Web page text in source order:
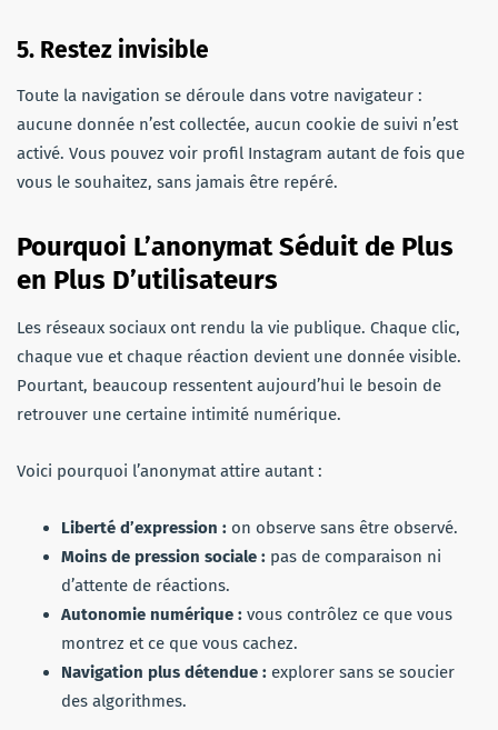
5. Restez invisible
Toute la navigation se déroule dans votre navigateur :
aucune donnée n’est collectée, aucun cookie de suivi n’est
activé. Vous pouvez voir profil Instagram autant de fois que
vous le souhaitez, sans jamais être repéré.
Pourquoi L’anonymat Séduit de Plus
en Plus D’utilisateurs
Les réseaux sociaux ont rendu la vie publique. Chaque clic,
chaque vue et chaque réaction devient une donnée visible.
Pourtant, beaucoup ressentent aujourd’hui le besoin de
retrouver une certaine intimité numérique.
Voici pourquoi l’anonymat attire autant :
Liberté d’expression : on observe sans être observé.
Moins de pression sociale : pas de comparaison ni
d’attente de réactions.
Autonomie numérique : vous contrôlez ce que vous
montrez et ce que vous cachez.
Navigation plus détendue : explorer sans se soucier
des algorithmes.